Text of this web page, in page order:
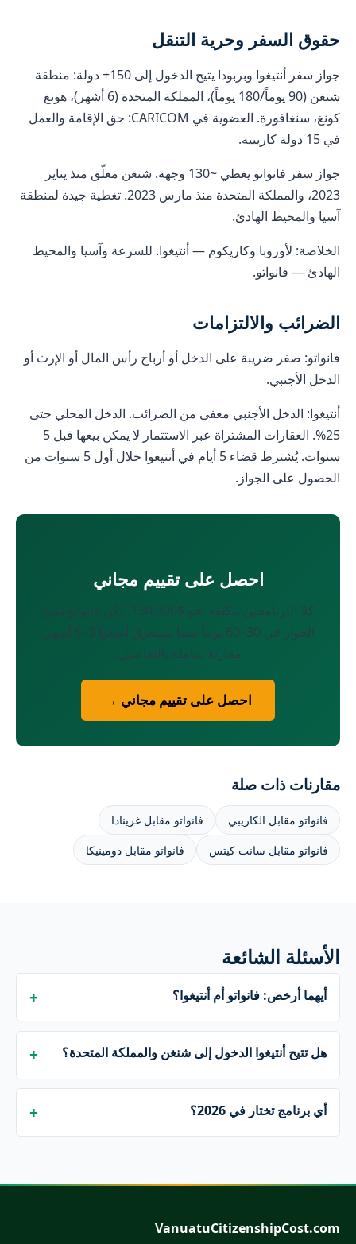
حقوق السفر وحرية التنقل
جواز سفر أنتيغوا وبربودا يتيح الدخول إلى 150+ دولة: منطقة
شنغن (90 يوماً/180 يوماً)، المملكة المتحدة (6 أشهر)، هونغ
كونغ، سنغافورة. العضوية في CARICOM: حق الإقامة والعمل
في 15 دولة كاريبية.
جواز سفر فانواتو يغطي ~130 وجهة. شنغن معلّق منذ يناير
2023، والمملكة المتحدة منذ مارس 2023. تغطية جيدة لمنطقة
آسيا والمحيط الهادئ.
الخلاصة: لأوروبا وكاريكوم — أنتيغوا. للسرعة وآسيا والمحيط
الهادئ — فانواتو.
الضرائب والالتزامات
فانواتو: صفر ضريبة على الدخل أو أرباح رأس المال أو الإرث أو
الدخل الأجنبي.
أنتيغوا: الدخل الأجنبي معفى من الضرائب. الدخل المحلي حتى
25%. العقارات المشتراة عبر الاستثمار لا يمكن بيعها قبل 5
سنوات. يُشترط قضاء 5 أيام في أنتيغوا خلال أول 5 سنوات من
الحصول على الجواز.
احصل على تقييم مجاني
كلا البرنامجين بتكلفة نحو $130,000، لكن فانواتو تمنح
الجواز في 30–60 يوماً بينما تستغرق أنتيغوا 3–5 أشهر.
مقارنة شاملة بالتفاصيل.
احصل على تقييم مجاني →
مقارنات ذات صلة
فانواتو مقابل الكاريبي
فانواتو مقابل غرينادا
فانواتو مقابل سانت كيتس
فانواتو مقابل دومينيكا
الأسئلة الشائعة
أيهما أرخص: فانواتو أم أنتيغوا؟
هل تتيح أنتيغوا الدخول إلى شنغن والمملكة المتحدة؟
أي برنامج تختار في 2026؟
VanuatuCitizenshipCost.com